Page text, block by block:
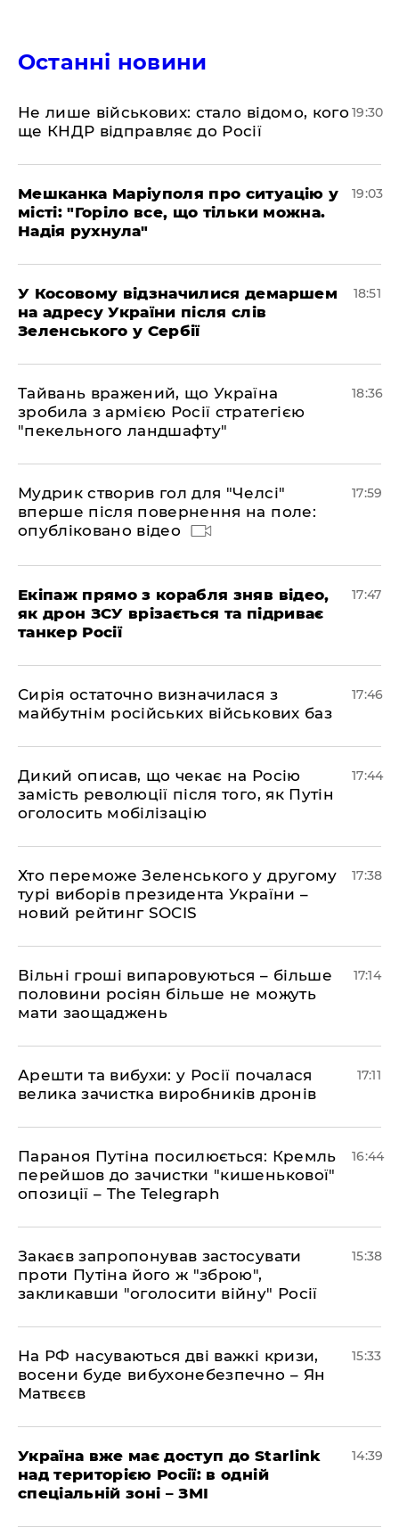
Останні новини
Не лише військових: стало відомо, кого
ще КНДР відправляє до Росії
19:30
Мешканка Маріуполя про ситуацію у
місті: "Горіло все, що тільки можна.
Надія рухнула"
19:03
У Косовому відзначилися демаршем
на адресу України після слів
Зеленського у Сербії
18:51
Тайвань вражений, що Україна
зробила з армією Росії стратегією
"пекельного ландшафту"
18:36
Мудрик створив гол для "Челсі"
вперше після повернення на поле:
опубліковано відео
17:59
Екіпаж прямо з корабля зняв відео,
як дрон ЗСУ врізається та підриває
танкер Росії
17:47
Сирія остаточно визначилася з
майбутнім російських військових баз
17:46
Дикий описав, що чекає на Росію
замість революції після того, як Путін
оголосить мобілізацію
17:44
Хто переможе Зеленського у другому
турі виборів президента України –
новий рейтинг SOCIS
17:38
Вільні гроші випаровуються – більше
половини росіян більше не можуть
мати заощаджень
17:14
Арешти та вибухи: у Росії почалася
велика зачистка виробників дронів
17:11
Параноя Путіна посилюється: Кремль
перейшов до зачистки "кишенькової"
опозиції – The Telegraph
16:44
Закаєв запропонував застосувати
проти Путіна його ж "зброю",
закликавши "оголосити війну" Росії
15:38
На РФ насуваються дві важкі кризи,
восени буде вибухонебезпечно – Ян
Матвєєв
15:33
Україна вже має доступ до Starlink
над територією Росії: в одній
спеціальній зоні – ЗМІ
14:39